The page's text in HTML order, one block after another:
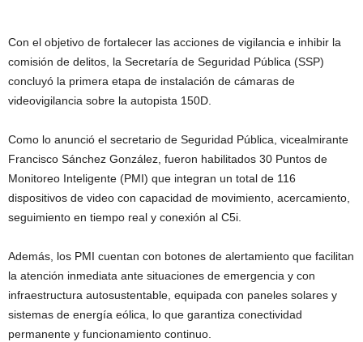
Con el objetivo de fortalecer las acciones de vigilancia e inhibir la
comisión de delitos, la Secretaría de Seguridad Pública (SSP)
concluyó la primera etapa de instalación de cámaras de
videovigilancia sobre la autopista 150D.
Como lo anunció el secretario de Seguridad Pública, vicealmirante
Francisco Sánchez González, fueron habilitados 30 Puntos de
Monitoreo Inteligente (PMI) que integran un total de 116
dispositivos de video con capacidad de movimiento, acercamiento,
seguimiento en tiempo real y conexión al C5i.
Además, los PMI cuentan con botones de alertamiento que facilitan
la atención inmediata ante situaciones de emergencia y con
infraestructura autosustentable, equipada con paneles solares y
sistemas de energía eólica, lo que garantiza conectividad
permanente y funcionamiento continuo.